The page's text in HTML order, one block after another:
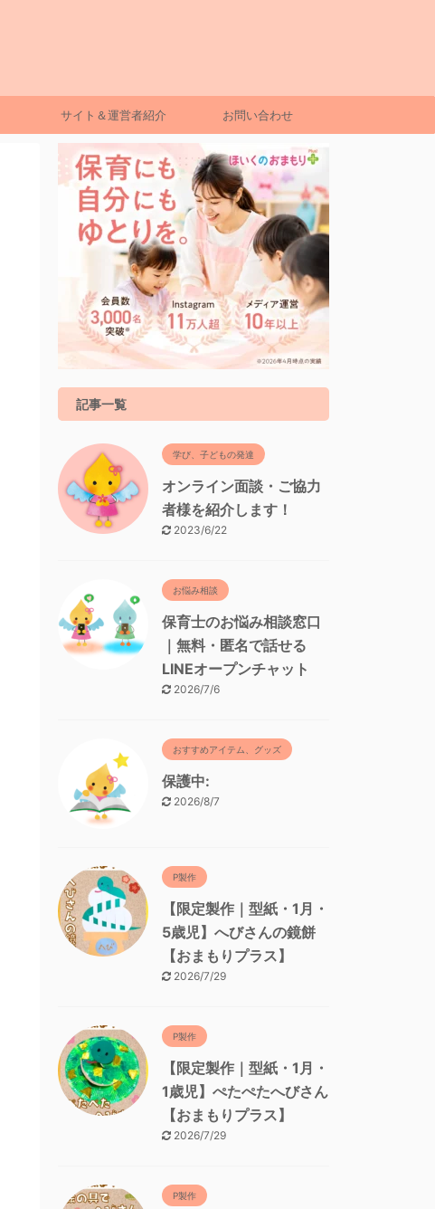
サイト＆運営者紹介 お問い合わせ
記事一覧
学び、子どもの発達
オンライン面談・ご協力
者様を紹介します！
2023/6/22
お悩み相談
保育士のお悩み相談窓口
｜無料・匿名で話せる
LINEオープンチャット
2026/7/6
おすすめアイテム、グッズ
保護中:
2026/8/7
P製作
【限定製作｜型紙・1月・
5歳児】へびさんの鏡餅
【おまもりプラス】
2026/7/29
P製作
【限定製作｜型紙・1月・
1歳児】ぺたぺたへびさん
【おまもりプラス】
2026/7/29
P製作